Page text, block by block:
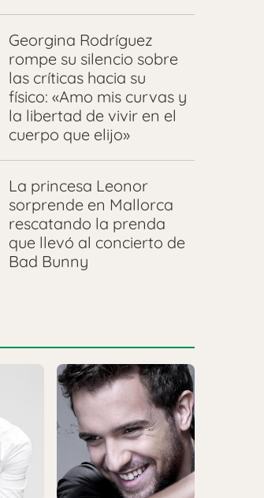
Georgina Rodríguez
rompe su silencio sobre
las críticas hacia su
físico: «Amo mis curvas y
la libertad de vivir en el
cuerpo que elijo»
La princesa Leonor
sorprende en Mallorca
rescatando la prenda
que llevó al concierto de
Bad Bunny